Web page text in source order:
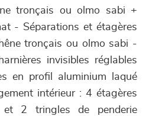
tronçais ou olmo sabi +
- Séparations et étagères
tronçais ou olmo sabi -
invisibles réglables
en profil aluminium laqué
intérieur : 4 étagères
et 2 tringles de penderie